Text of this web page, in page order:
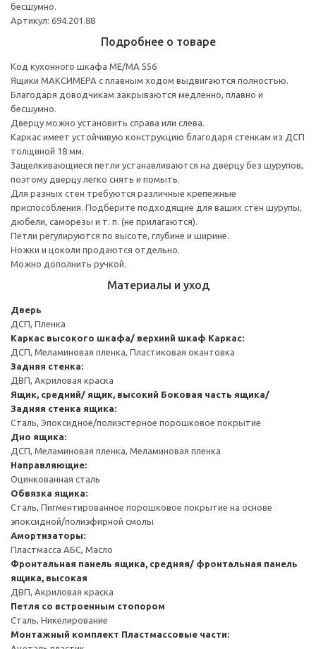
бесшумно.
Артикул: 694.201.88
Подробнее о товаре
Код кухонного шкафа ME/MA 556
Ящики МАКСИМЕРА с плавным ходом выдвигаются полностью.
Благодаря доводчикам закрываются медленно, плавно и
бесшумно.
Дверцу можно установить справа или слева.
Каркас имеет устойчивую конструкцию благодаря стенкам из ДСП
толщиной 18 мм.
Защелкивающиеся петли устанавливаются на дверцу без шурупов,
поэтому дверцу легко снять и помыть.
Для разных стен требуются различные крепежные
приспособления. Подберите подходящие для ваших стен шурупы,
дюбели, саморезы и т. п. (не прилагаются).
Петли регулируются по высоте, глубине и ширине.
Ножки и цоколи продаются отдельно.
Можно дополнить ручкой.
Материалы и уход
Дверь
ДСП, Пленка
Каркас высокого шкафа/ верхний шкаф Каркас:
ДСП, Меламиновая пленка, Пластиковая окантовка
Задняя стенка:
ДВП, Акриловая краска
Ящик, средний/ ящик, высокий Боковая часть ящика/
Задняя стенка ящика:
Сталь, Эпоксидное/полиэстерное порошковое покрытие
Дно ящика:
ДСП, Меламиновая пленка, Меламиновая пленка
Направляющие:
Оцинкованная сталь
Обвязка ящика:
Сталь, Пигментированное порошковое покрытие на основе
эпоксидной/полиэфирной смолы
Амортизаторы:
Пластмасса АБС, Масло
Фронтальная панель ящика, средняя/ фронтальная панель
ящика, высокая
ДВП, Акриловая краска
Петля со встроенным стопором
Сталь, Никелирование
Монтажный комплект Пластмассовые части: